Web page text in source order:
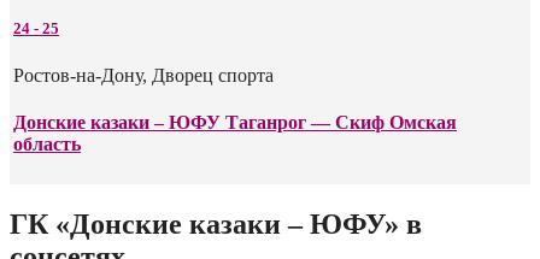
24 - 25
Ростов-на-Дону, Дворец спорта
Донские казаки – ЮФУ Таганрог — Скиф Омская
область
ГК «Донские казаки – ЮФУ» в